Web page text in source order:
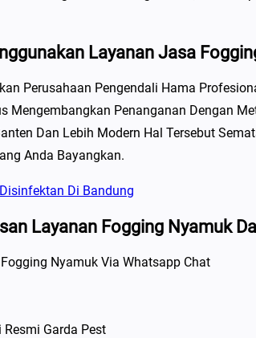
Layanan Jasa
Perusahaan Pengendali Hama
Mengembangkan Penanganan Dengan
Dan Lebih Modern Hal Tersebut
Anda Bayangkan.
Di Bandung
Layanan Fogging Nyamuk
Nyamuk Via Whatsapp Chat
Garda Pest